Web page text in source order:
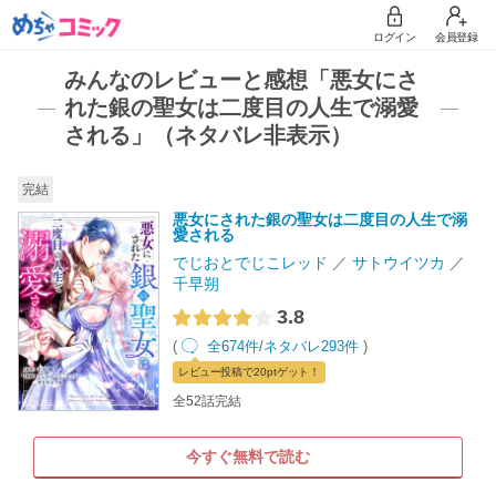
ログイン 会員登録
みんなのレビューと感想「悪女にさ
れた銀の聖女は二度目の人生で溺愛
される」（ネタバレ非表示）
完結
悪女にされた銀の聖女は二度目の人生で溺
愛される
でじおとでじこレッド
サトウイツカ
千早朔
3.8
( 全674件/ネタバレ293件 )
レビュー投稿で20ptゲット！
全52話完結
今すぐ無料で読む